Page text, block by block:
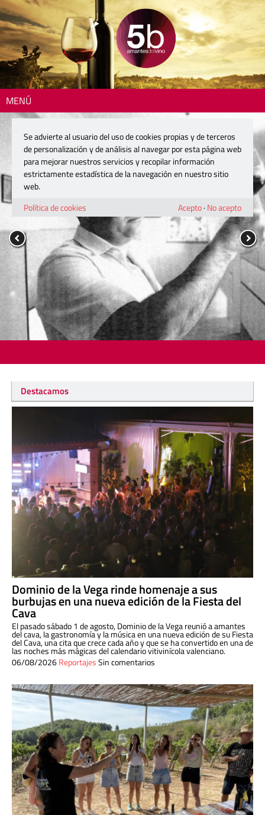
MENÚ
Destacamos
Dominio de la Vega rinde homenaje a sus
burbujas en una nueva edición de la Fiesta del
Cava
El pasado sábado 1 de agosto, Dominio de la Vega reunió a amantes
del cava, la gastronomía y la música en una nueva edición de su Fiesta
del Cava, una cita que crece cada año y que se ha convertido en una de
las noches más mágicas del calendario vitivinícola valenciano.
06/08/2026ReportajesSin comentarios
Se advierte al usuario del uso de cookies propias y de terceros
de personalización y de análisis al navegar por esta página web
para mejorar nuestros servicios y recopilar información
estrictamente estadística de la navegación en nuestro sitio
web.
Política de cookies
Acepto· No acepto